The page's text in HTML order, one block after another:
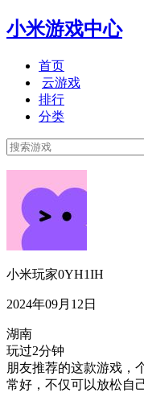
小米游戏中心
首页
云游戏
排行
分类
小米玩家0YH1IH
2024年09月12日
湖南
玩过2分钟
朋友推荐的这款游戏，
常好，不仅可以放松自